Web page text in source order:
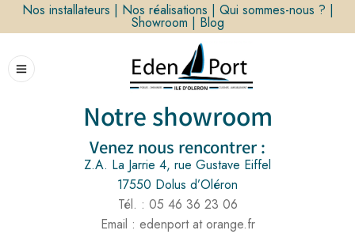
Nos installateurs | Nos réalisations | Qui sommes-nous ? |
Showroom | Blog
Notre showroom
Venez nous rencontrer :
Z.A. La Jarrie 4, rue Gustave Eiffel
17550 Dolus d’Oléron
Tél. : 05 46 36 23 06
Email : edenport at orange.fr